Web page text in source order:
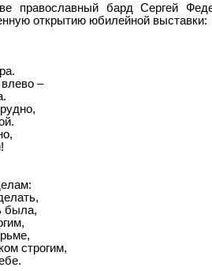
православный бард Сергей
открытию юбилейной выставки:
–
была,
строгим,